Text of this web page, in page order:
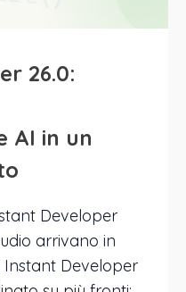
26.0:
AI in un
Developer
arrivano in
Developer